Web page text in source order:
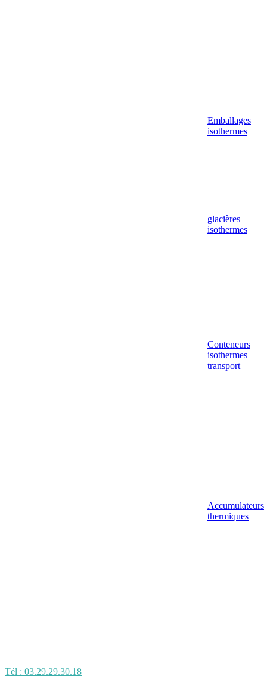
Emballages
isothermes
glacières
isothermes
Conteneurs
isothermes
transport
Accumulateurs
thermiques
Tél : 03.29.29.30.18